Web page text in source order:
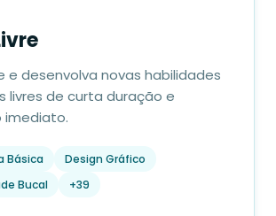
e desenvolva novas habilidades
livres de curta duração e
Básica
Design Gráfico
Bucal
+39